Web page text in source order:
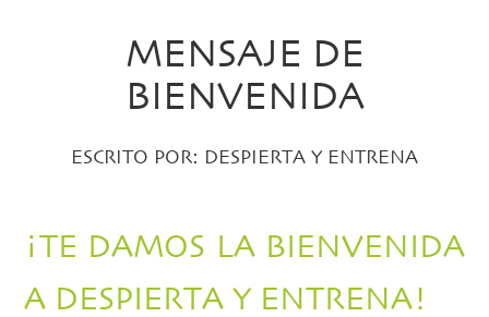
MENSAJE DE
BIENVENIDA
ESCRITO POR: DESPIERTA Y ENTRENA
¡TE DAMOS LA BIENVENIDA
A DESPIERTA Y ENTRENA!